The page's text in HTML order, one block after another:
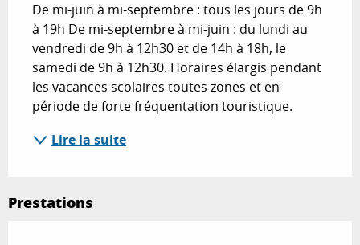
De mi-juin à mi-septembre : tous les jours de 9h
à 19h De mi-septembre à mi-juin : du lundi au
vendredi de 9h à 12h30 et de 14h à 18h, le
samedi de 9h à 12h30. Horaires élargis pendant
les vacances scolaires toutes zones et en
période de forte fréquentation touristique.
Lire la suite
Prestations